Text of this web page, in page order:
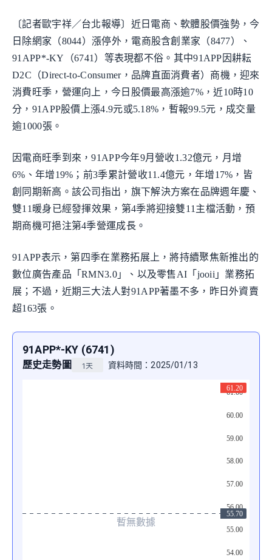
〔記者歐宇祥／台北報導〕近日電商、軟體股價強勢，今
日除網家（8044）漲停外，電商股含創業家（8477）、
91APP*-KY（6741）等表現都不俗。其中91APP因耕耘
D2C（Direct-to-Consumer，品牌直面消費者）商機，迎來
消費旺季，營運向上，今日股價最高漲逾7%，近10時10
分，91APP股價上漲4.9元或5.18%，暫報99.5元，成交量
逾1000張。
因電商旺季到來，91APP今年9月營收1.32億元，月增
6%、年增19%；前3季累計營收11.4億元，年增17%，皆
創同期新高。該公司指出，旗下解決方案在品牌週年慶、
雙11暖身已經發揮效果，第4季將迎接雙11主檔活動，預
期商機可挹注第4季營運成長。
91APP表示，第四季在業務拓展上，將持續聚焦新推出的
數位廣告產品「RMN3.0」、以及零售AI「jooii」業務拓
展；不過，近期三大法人對91APP著墨不多，昨日外資賣
超163張。